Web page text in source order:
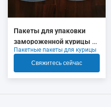
Пакеты для упаковки
замороженной курицы с
логотипом, высокая
усадка
Пакетные пакеты для курицы
Свяжитесь сейчас